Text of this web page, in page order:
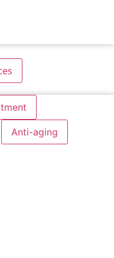
Anti-aging